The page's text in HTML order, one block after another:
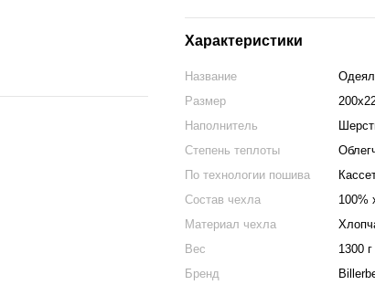
Характеристики
Название
Размер
Наполнитель
Степень теплоты
По технологии пошива
Состав чехла
100%
Материал чехла
Вес
1300 г
Бренд